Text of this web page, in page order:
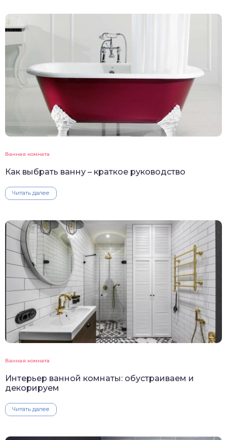
Ванная комната
Как выбрать ванну – краткое руководство
Читать далее
Ванная комната
Интерьер ванной комнаты: обустраиваем и
декорируем
Читать далее